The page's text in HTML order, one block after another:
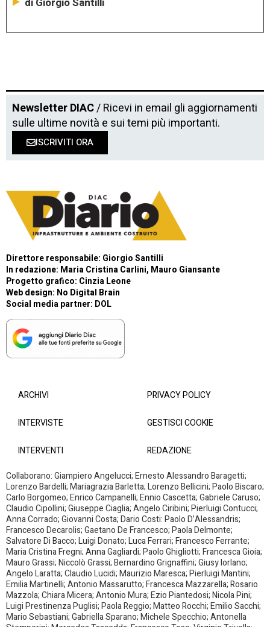
Newsletter DIAC/ Ricevi in email gli aggiornamenti
sulle ultime novità e sui temi più importanti.
ISCRIVITI ORA
Direttore responsabile: Giorgio Santilli
In redazione: Maria Cristina Carlini, Mauro Giansante
Progetto grafico: Cinzia Leone
Web design: No Digital Brain
Social media partner: DOL
ARCHIVI
INTERVISTE
INTERVENTI
PRIVACY POLICY
GESTISCI COOKIE
REDAZIONE
Collaborano: Giampiero Angelucci; Ernesto Alessandro Baragetti;
Lorenzo Bardelli; Mariagrazia Barletta; Lorenzo Bellicini; Paolo Biscaro;
Carlo Borgomeo; Enrico Campanelli; Ennio Cascetta; Gabriele Caruso;
Claudio Cipollini; Giuseppe Ciaglia; Angelo Ciribini; Pierluigi Contucci;
Anna Corrado; Giovanni Costa; Dario Costi: Paolo D’Alessandris;
Francesco Decarolis; Gaetano De Francesco; Paola Delmonte;
Salvatore Di Bacco; Luigi Donato; Luca Ferrari; Francesco Ferrante;
Maria Cristina Fregni; Anna Gagliardi; Paolo Ghigliotti; Francesca Gioia;
Mauro Grassi; Niccolò Grassi; Bernardino Grignaffini; Giusy Iorlano;
Angelo Laratta; Claudio Lucidi; Maurizio Maresca; Pierluigi Mantini;
Emilia Martinelli; Antonio Massarutto; Francesca Mazzarella; Rosario
Mazzola; Chiara Micera; Antonio Mura; Ezio Piantedosi; Nicola Pini;
Luigi Prestinenza Puglisi; Paola Reggio; Matteo Rocchi; Emilio Sacchi;
Mario Sebastiani; Gabriella Sparano; Michele Specchio; Antonella